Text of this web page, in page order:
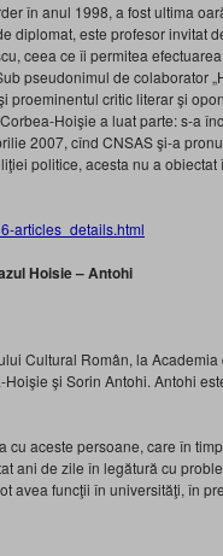
în anul 1998, a fost ultima
diplomat, este profesor invitat
ceea ce îi permitea
pseudonimul de colaborator
proeminentul critic literar şi
Hoişie a luat parte: s-a
2007, cînd CNSAS şi-a
politice, acesta nu a
articles_details.html
Hoisie – Antohi
Cultural Român, la
şi Sorin Antohi. Antohi
cu aceste persoane, care în
ani de zile în legătură cu
avea funcţii în universităţi, în